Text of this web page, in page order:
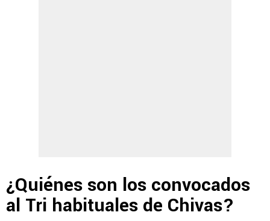
¿Quiénes son los convocados
al Tri habituales de Chivas?